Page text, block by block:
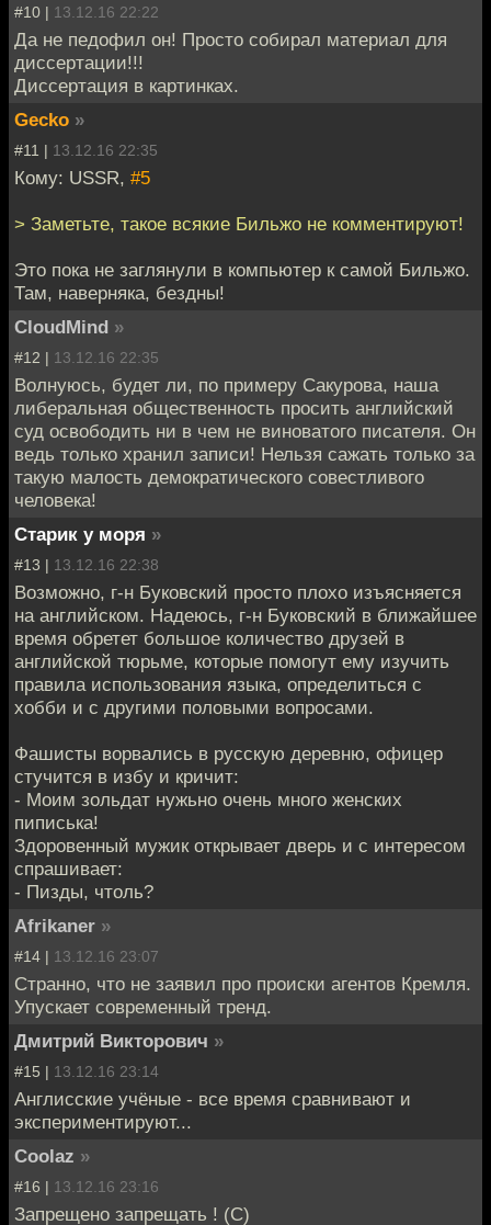
#10 | 13.12.16 22:22
Да не педофил он! Просто собирал материал для
диссертации!!!
Диссертация в картинках.
Gecko »
#11 | 13.12.16 22:35
Кому: USSR, #5
> Заметьте, такое всякие Бильжо не комментируют!
Это пока не заглянули в компьютер к самой Бильжо.
Там, наверняка, бездны!
CloudMind »
#12 | 13.12.16 22:35
Волнуюсь, будет ли, по примеру Сакурова, наша
либеральная общественность просить английский
суд освободить ни в чем не виноватого писателя. Он
ведь только хранил записи! Нельзя сажать только за
такую малость демократического совестливого
человека!
Старик у моря »
#13 | 13.12.16 22:38
Возможно, г-н Буковский просто плохо изъясняется
на английском. Надеюсь, г-н Буковский в ближайшее
время обретет большое количество друзей в
английской тюрьме, которые помогут ему изучить
правила использования языка, определиться с
хобби и с другими половыми вопросами.
Фашисты ворвались в русскую деревню, офицер
стучится в избу и кричит:
- Моим зольдат нужьно очень много женских
пиписька!
Здоровенный мужик открывает дверь и с интересом
спрашивает:
- Пизды, чтоль?
Afrikaner »
#14 | 13.12.16 23:07
Странно, что не заявил про происки агентов Кремля.
Упускает современный тренд.
Дмитрий Викторович »
#15 | 13.12.16 23:14
Англисские учёные - все время сравнивают и
экспериментируют...
Coolaz »
#16 | 13.12.16 23:16
Запрещено запрещать ! (С)